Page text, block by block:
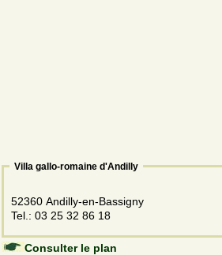
Villa gallo-romaine d'Andilly
52360 Andilly-en-Bassigny
Tel.: 03 25 32 86 18
Consulter le plan